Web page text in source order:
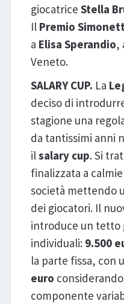
giocatrice Stella
Il Premio
a Elisa Sperandio,
Veneto.
SALARY CUP. La
deciso di
stagione una
da tantissimi anni
ilsalary cup. Si
finalizzata a
società mettendo
dei giocatori. Il
introduce un tetto
individuali: 9.500
la parte fissa, con
euro
componente